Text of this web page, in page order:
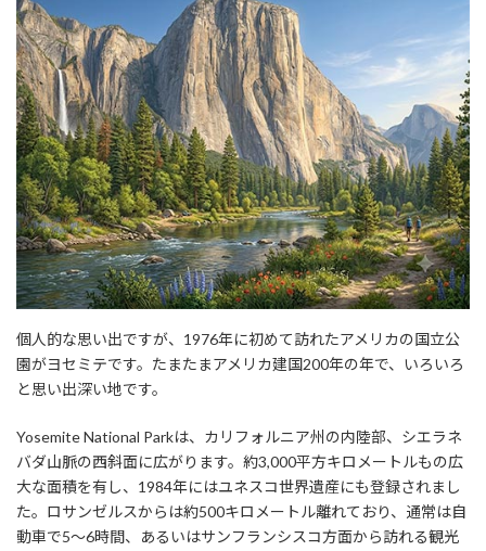
個人的な思い出ですが、1976年に初めて訪れたアメリカの国立公
園がヨセミテです。たまたまアメリカ建国200年の年で、いろいろ
と思い出深い地です。
Yosemite National Parkは、カリフォルニア州の内陸部、シエラネ
バダ山脈の西斜面に広がります。約3,000平方キロメートルもの広
大な面積を有し、1984年にはユネスコ世界遺産にも登録されまし
た。ロサンゼルスからは約500キロメートル離れており、通常は自
動車で5～6時間、あるいはサンフランシスコ方面から訪れる観光